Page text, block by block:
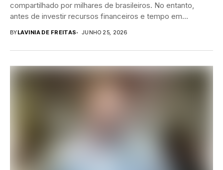
compartilhado por milhares de brasileiros. No entanto,
antes de investir recursos financeiros e tempo em...
BYLAVINIA DE FREITAS JUNHO 25, 2026